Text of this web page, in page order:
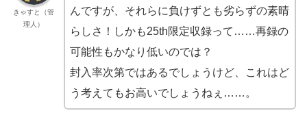
きゃすと（管
理人）
んですが、それらに負けずとも劣らずの素晴
らしさ！しかも25th限定収録って……再録の
可能性もかなり低いのでは？
封入率次第ではあるでしょうけど、これはど
う考えてもお高いでしょうねぇ……。